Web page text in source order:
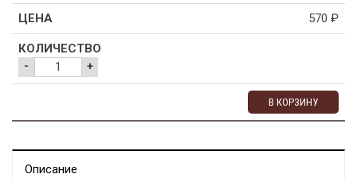
570 ₽
- +
В КОРЗИНУ
Описание